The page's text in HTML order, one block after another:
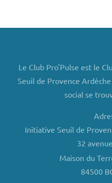
Le Club Pro'Pulse est le
Seuil de Provence
social se
Initiative Seuil de
32
Maison du
84500